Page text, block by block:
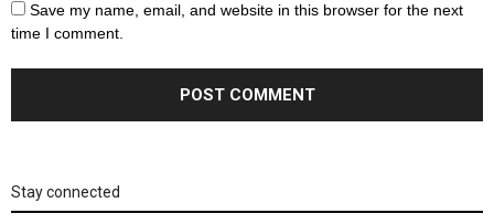
Save my name, email, and website in this browser for the next
time I comment.
Stay connected